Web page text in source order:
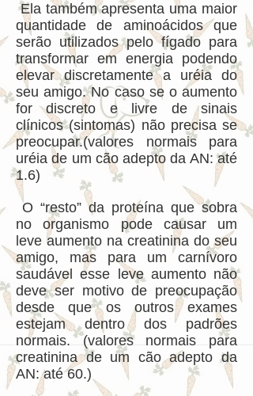
Ela também apresenta uma maior
quantidade de aminoácidos que
serão utilizados pelo fígado para
transformar em energia podendo
elevar discretamente a uréia do
seu amigo. No caso se o aumento
for discreto e livre de sinais
clínicos (sintomas) não precisa se
preocupar.(valores normais para
uréia de um cão adepto da AN: até
1.6)
O “resto” da proteína que sobra
no organismo pode causar um
leve aumento na creatinina do seu
amigo, mas para um carnívoro
saudável esse leve aumento não
deve ser motivo de preocupação
desde que os outros exames
estejam dentro dos padrões
normais. (valores normais para
creatinina de um cão adepto da
AN: até 60.)